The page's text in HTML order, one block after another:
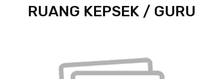
RUANG KEPSEK / GURU